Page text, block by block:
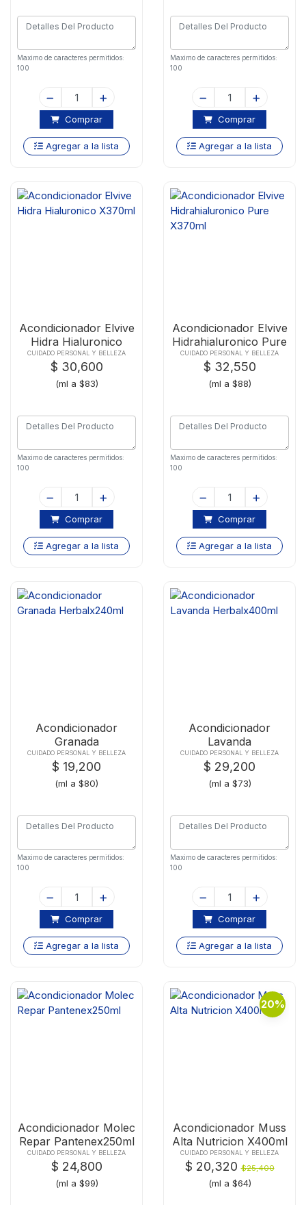
Maximo de caracteres permitidos:
100
Comprar
Agregar a la lista
Maximo de caracteres permitidos:
100
Comprar
Agregar a la lista
Acondicionador Elvive
Hidra Hialuronico
X370ml
CUIDADO PERSONAL Y BELLEZA
$ 30,600
(ml a $83)
Maximo de caracteres permitidos:
100
Comprar
Agregar a la lista
Acondicionador Elvive
Hidrahialuronico Pure
X370ml
CUIDADO PERSONAL Y BELLEZA
$ 32,550
(ml a $88)
Maximo de caracteres permitidos:
100
Comprar
Agregar a la lista
Acondicionador
Granada
Herbalx240ml
CUIDADO PERSONAL Y BELLEZA
$ 19,200
(ml a $80)
Maximo de caracteres permitidos:
100
Comprar
Agregar a la lista
Acondicionador
Lavanda
Herbalx400ml
CUIDADO PERSONAL Y BELLEZA
$ 29,200
(ml a $73)
Maximo de caracteres permitidos:
100
Comprar
Agregar a la lista
Acondicionador Molec
Repar Pantenex250ml
CUIDADO PERSONAL Y BELLEZA
$ 24,800
(ml a $99)
20%
Acondicionador Muss
Alta Nutricion X400ml
CUIDADO PERSONAL Y BELLEZA
$ 20,320$25,400
(ml a $64)